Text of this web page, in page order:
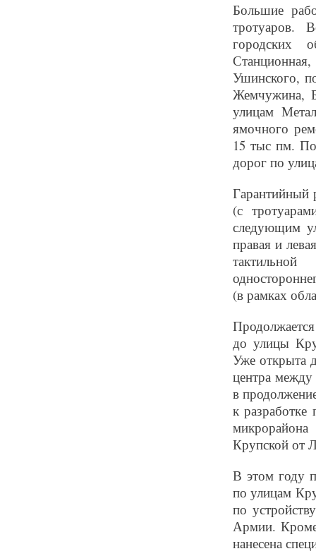
Большие
тротуаров.
городских
Ушинского,
Жемчужина,
улицам
ямочного
15 тыс пм.
дорог по
Гарантийный
(с
следующим
правая и
(в рамках
до улицы
Уже открыта
центра
в
к разработке
Крупской от
В этом году
по улицам
по
Армии.
нанесена